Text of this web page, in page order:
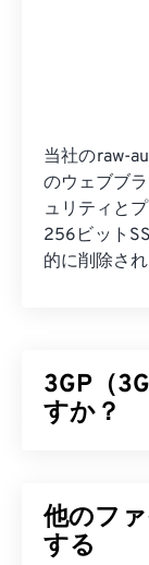
当社のraw-
のウェブブ
ュリティと
256ビット
的に削除され
3GP（
すか？
）ネットワ
ンテナフォ
他のフ
する